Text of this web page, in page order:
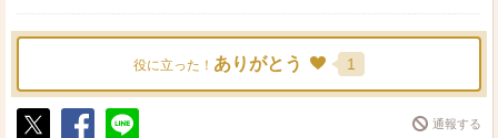
役に立った！ ありがとう 1
通報する